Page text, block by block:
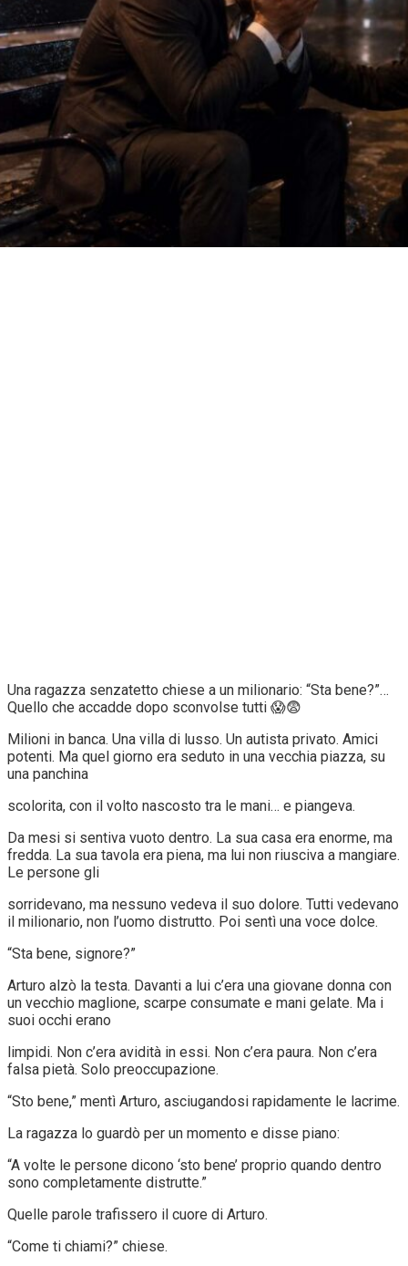
Una ragazza senzatetto chiese a un milionario: “Sta bene?”…
Quello che accadde dopo sconvolse tutti 😱😨
Milioni in banca. Una villa di lusso. Un autista privato. Amici
potenti. Ma quel giorno era seduto in una vecchia piazza, su
una panchina
scolorita, con il volto nascosto tra le mani… e piangeva.
Da mesi si sentiva vuoto dentro. La sua casa era enorme, ma
fredda. La sua tavola era piena, ma lui non riusciva a mangiare.
Le persone gli
sorridevano, ma nessuno vedeva il suo dolore. Tutti vedevano
il milionario, non l’uomo distrutto. Poi sentì una voce dolce.
“Sta bene, signore?”
Arturo alzò la testa. Davanti a lui c’era una giovane donna con
un vecchio maglione, scarpe consumate e mani gelate. Ma i
suoi occhi erano
limpidi. Non c’era avidità in essi. Non c’era paura. Non c’era
falsa pietà. Solo preoccupazione.
“Sto bene,” mentì Arturo, asciugandosi rapidamente le lacrime.
La ragazza lo guardò per un momento e disse piano:
“A volte le persone dicono ‘sto bene’ proprio quando dentro
sono completamente distrutte.”
Quelle parole trafissero il cuore di Arturo.
“Come ti chiami?” chiese.